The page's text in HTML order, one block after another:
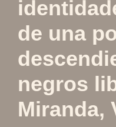
de una
negros
Miranda,